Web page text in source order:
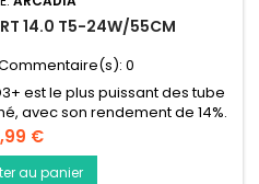
14.0 T5-24W/55CM
0
est le plus puissant des tube
avec son rendement de 14%.
rendu des couleurs et une
chez les espèces les plus
(désertiques)
€
au panier